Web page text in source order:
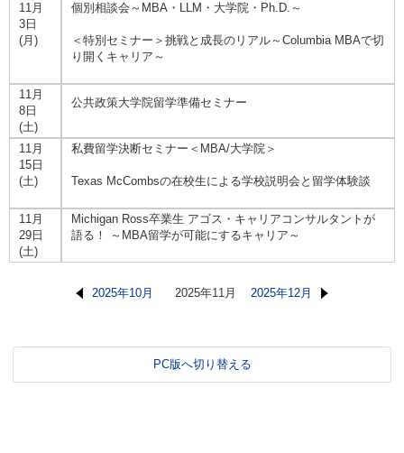
11月
3日
(月)
個別相談会～MBA・LLM・大学院・Ph.D.～
＜特別セミナー＞挑戦と成長のリアル～Columbia MBAで切
り開くキャリア～
11月
8日
(土)
公共政策大学院留学準備セミナー
11月
15日
(土)
私費留学決断セミナー＜MBA/大学院＞
Texas McCombsの在校生による学校説明会と留学体験談
11月
29日
(土)
Michigan Ross卒業生 アゴス・キャリアコンサルタントが
語る！ ～MBA留学が可能にするキャリア～
2025年10月 2025年11月 2025年12月
PC版へ切り替える